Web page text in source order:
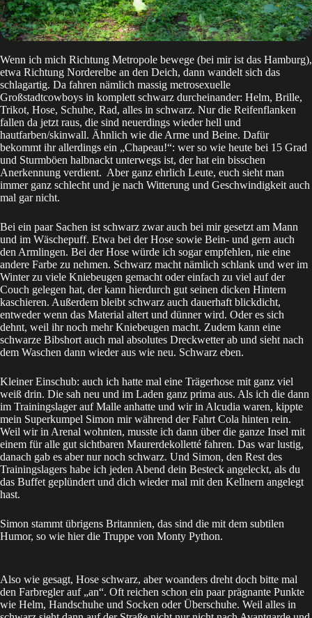
Wenn ich mich Richtung Metropole bewege (bei mir ist das Hamburg),
etwa Richtung Norderelbe an den Deich, dann wandelt sich das
schlagartig. Da fahren nämlich massig metrosexuelle
Großstadtcowboys in komplett schwarz durcheinander: Helm, Brille,
Trikot, Hose, Schuhe, Rad, alles in schwarz. Nur die Reifenflanken
fallen da jetzt raus, die sind neuerdings wieder hell und
hautfarben/skinwall. Ähnlich wie die Arme und Beine. Dafür
bekommt ihr allerdings ein „Chapeau!“: wer so wie heute bei 15 Grad
und Sturmböen halbnackt unterwegs ist, der hat ein bisschen
Anerkennung verdient. Aber ganz ehrlich Leute, euch sieht man
immer ganz schlecht und je nach Witterung und Geschwindigkeit auch
mal gar nicht.
Bei ein paar Sachen ist schwarz zwar auch bei mir gesetzt am Mann
und im Wäschepuff. Etwa bei der Hose sowie Bein- und gern auch
den Armlingen. Bei der Hose würde ich sogar empfehlen, nie eine
andere Farbe zu nehmen. Schwarz macht nämlich schlank und wer im
Winter zu viele Kniebeugen gemacht oder einfach zu viel auf der
Couch gelegen hat, der kann hierdurch gut seinen dicken Hintern
kaschieren. Außerdem bleibt schwarz auch dauerhaft blickdicht,
entweder wenn das Material altert und dünner wird. Oder es sich
dehnt, weil ihr noch mehr Kniebeugen macht. Zudem kann eine
schwarze Bibshort auch mal absolutes Dreckwetter ab und sieht nach
dem Waschen dann wieder aus wie neu. Schwarz eben.
Kleiner Einschub: auch ich hatte mal eine Trägerhose mit ganz viel
weiß drin. Die sah neu und im Laden ganz prima aus. Als ich die dann
im Trainingslager auf Malle anhatte und wir in Alcudia waren, kippte
mein Superkumpel Simon mir während der Fahrt Cola hinten rein.
Weil wir in Arenal wohnten, musste ich dann über die ganze Insel mit
einem für alle gut sichtbaren Maurerdekolletté fahren. Das war lustig,
danach gab es aber nur noch schwarz. Und Simon, den Rest des
Trainingslagers habe ich jeden Abend dein Besteck angeleckt, als du
das Buffet geplündert und dich wieder mal mit den Kellnern angelegt
hast.
Simon stammt übrigens Britannien, das sind die mit dem subtilen
Humor, so wie hier die Truppe von Monty Python.
Also wie gesagt, Hose schwarz, aber woanders dreht doch bitte mal
den Farbregler auf „an“. Oft reichen schon ein paar prägnante Punkte
wie Helm, Handschuhe und Socken oder Überschuhe. Weil alles in